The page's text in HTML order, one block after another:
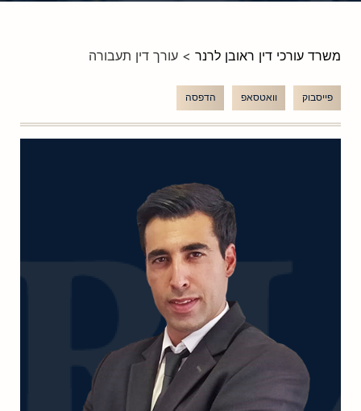
משרד עורכי דין ראובן לרנר > עורך דין תעבורה
פייסבוק וואטסאפ הדפסה